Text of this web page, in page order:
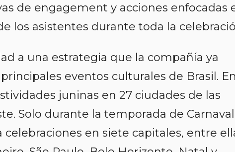
de engagement y acciones enfocadas
los asistentes durante toda la
a una estrategia que la compañía ya
eventos culturales de Brasil.
juninas en 27 ciudades de las
Solo durante la temporada de Carnaval
celebraciones en siete capitales, entre